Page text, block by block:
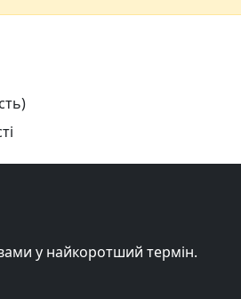
у найкоротший термін.